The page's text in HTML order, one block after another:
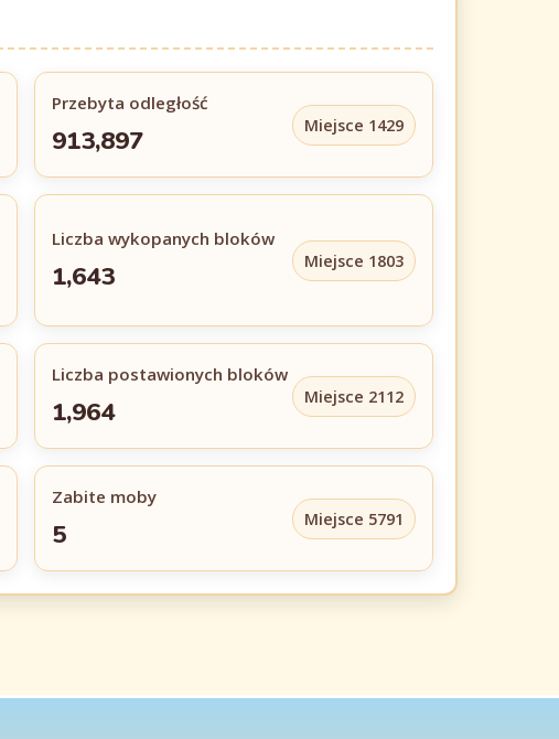
Przebyta odległość
913,897 Miejsce 1429
Liczba wykopanych bloków
1,643 Miejsce 1803
Liczba postawionych bloków
1,964 Miejsce 2112
Zabite moby
5 Miejsce 5791